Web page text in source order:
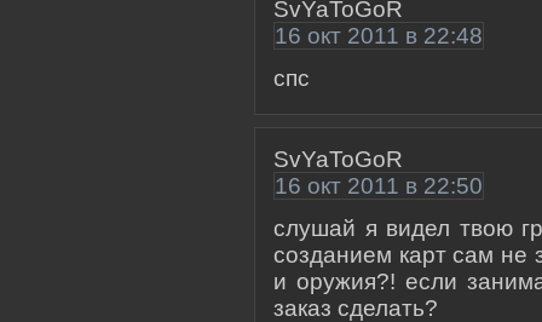
SvYaToGoR
16 окт 2011 в 22:48
спс
SvYaToGoR
16 окт 2011 в 22:50
слушай я видел твою
созданием карт сам не
и оружия?! если
заказ сделать?